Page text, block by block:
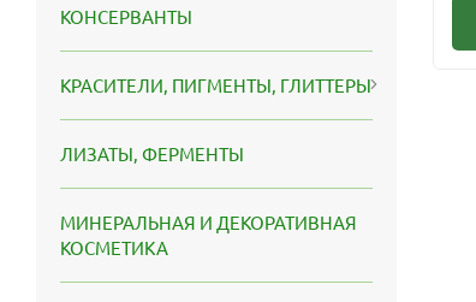
КОНСЕРВАНТЫ
КРАСИТЕЛИ, ПИГМЕНТЫ, ГЛИТТЕРЫ
ЛИЗАТЫ, ФЕРМЕНТЫ
МИНЕРАЛЬНАЯ И ДЕКОРАТИВНАЯ
КОСМЕТИКА